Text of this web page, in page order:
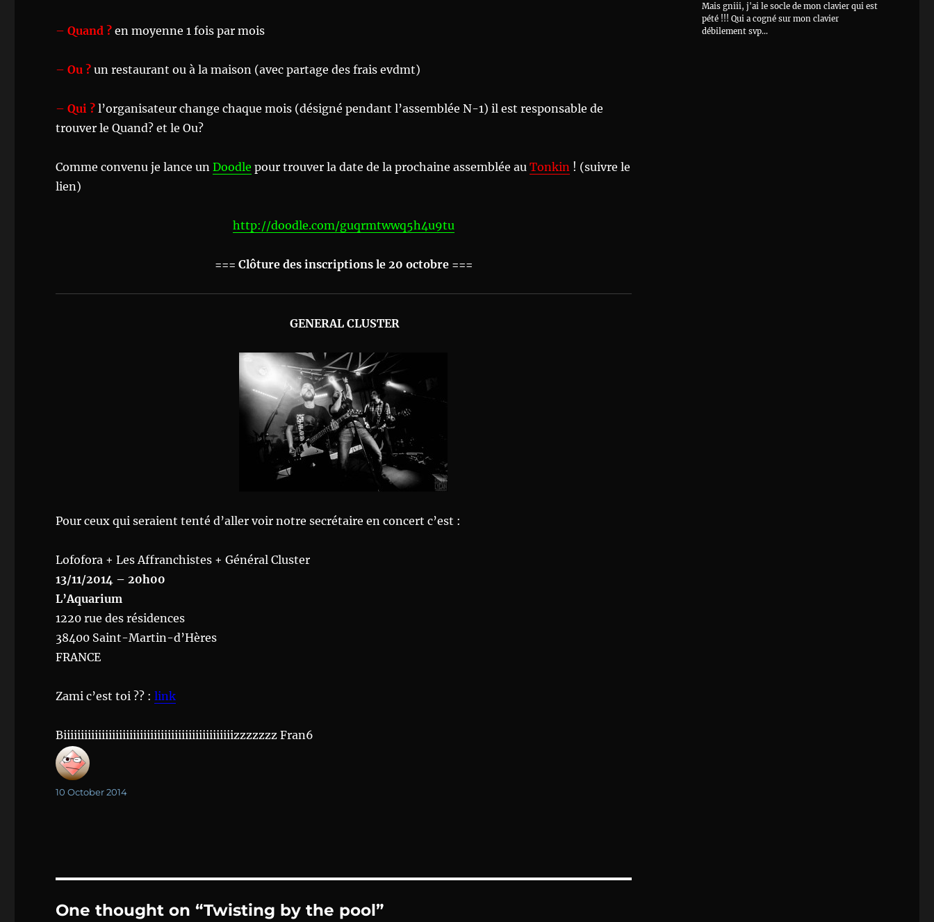
–Quand ? en moyenne 1 fois par mois
–Ou ? un restaurant ou à la maison (avec partage des frais evdmt)
–Qui ? l’organisateur change chaque mois (désigné pendant l’assemblée N-1) il est responsable de
trouver le Quand? et le Ou?
Comme convenu je lance unDoodle pour trouver la date de la prochaine assemblée auTonkin ! (suivre le
lien)
http://doodle.com/guqrmtwwq5h4u9tu
=== Clôture des inscriptions le 20 octobre ===
GENERAL CLUSTER
Pour ceux qui seraient tenté d’aller voir notre secrétaire en concert c’est :
Lofofora + Les Affranchistes + Général Cluster
13/11/2014 – 20h00
L’Aquarium
1220 rue des résidences
38400 Saint-Martin-d’Hères
FRANCE
Zami c’est toi ?? :link
Biiiiiiiiiiiiiiiiiiiiiiiiiiiiiiiiiiiiiiiiiiiiiiiiizzzzzzz Fran6
Author
Posted
10 October 2014
One thought on “Twisting by the pool”
Mais gniii, j'ai le socle de mon clavier qui est
pété !!! Qui a cogné sur mon clavier
débilement svp…